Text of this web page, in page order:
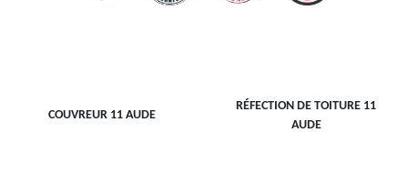
COUVREUR 11 AUDE
RÉFECTION DE TOITURE 11
AUDE